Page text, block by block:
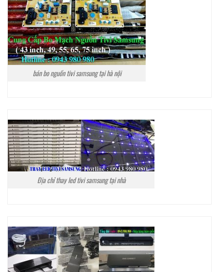
bán bo nguồn tivi samsung tại hà nội
Địa chỉ thay led tivi samsung tại nhà